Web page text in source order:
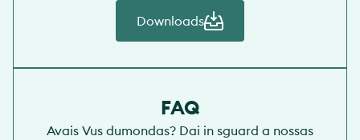
Downloads
FAQ
Avais Vus dumondas? Dai in sguard a nossas